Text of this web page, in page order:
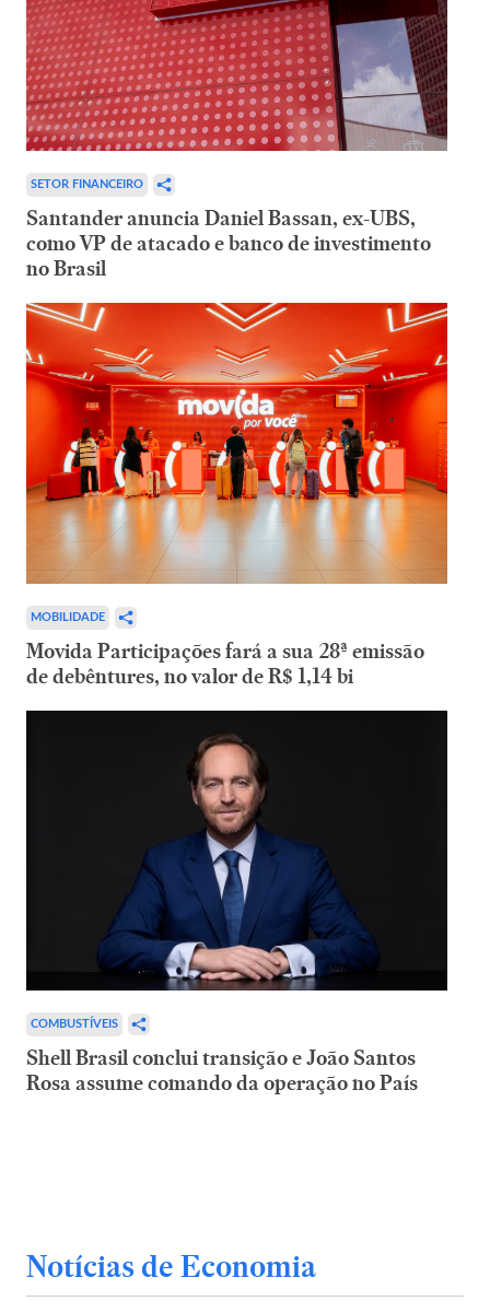
SETOR FINANCEIRO
Santander anuncia Daniel Bassan, ex-UBS,
como VP de atacado e banco de investimento
no Brasil
MOBILIDADE
Movida Participações fará a sua 28ª emissão
de debêntures, no valor de R$ 1,14 bi
COMBUSTÍVEIS
Shell Brasil conclui transição e João Santos
Rosa assume comando da operação no País
Notícias de Economia